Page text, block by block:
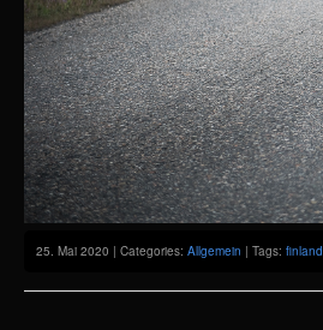
25. Mai 2020 | Categories: Allgemein | Tags: finland